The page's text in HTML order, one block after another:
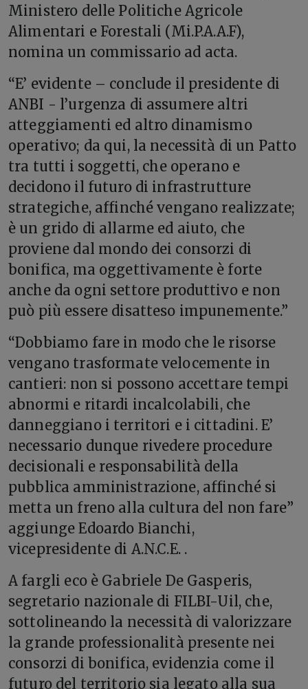
Ministero delle Politiche Agricole
Alimentari e Forestali (Mi.P.A.A.F),
nomina un commissario ad acta.
“E’ evidente – conclude il presidente di
ANBI - l’urgenza di assumere altri
atteggiamenti ed altro dinamismo
operativo; da qui, la necessità di un Patto
tra tutti i soggetti, che operano e
decidono il futuro di infrastrutture
strategiche, affinché vengano realizzate;
è un grido di allarme ed aiuto, che
proviene dal mondo dei consorzi di
bonifica, ma oggettivamente è forte
anche da ogni settore produttivo e non
può più essere disatteso impunemente.”
“Dobbiamo fare in modo che le risorse
vengano trasformate velocemente in
cantieri: non si possono accettare tempi
abnormi e ritardi incalcolabili, che
danneggiano i territori e i cittadini. E’
necessario dunque rivedere procedure
decisionali e responsabilità della
pubblica amministrazione, affinché si
metta un freno alla cultura del non fare”
aggiunge Edoardo Bianchi,
vicepresidente di A.N.C.E. .
A fargli eco è Gabriele De Gasperis,
segretario nazionale di FILBI-Uil, che,
sottolineando la necessità di valorizzare
la grande professionalità presente nei
consorzi di bonifica, evidenzia come il
futuro del territorio sia legato alla sua